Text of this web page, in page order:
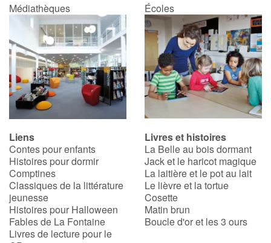
Médiathèques Écoles
Liens
Contes pour enfants
Histoires pour dormir
Comptines
Classiques de la littérature
jeunesse
Histoires pour Halloween
Fables de La Fontaine
Livres de lecture pour le
Livres et histoires
La Belle au bois dormant
Jack et le haricot magique
La laitière et le pot au lait
Le lièvre et la tortue
Cosette
Matin brun
Boucle d'or et les 3 ours